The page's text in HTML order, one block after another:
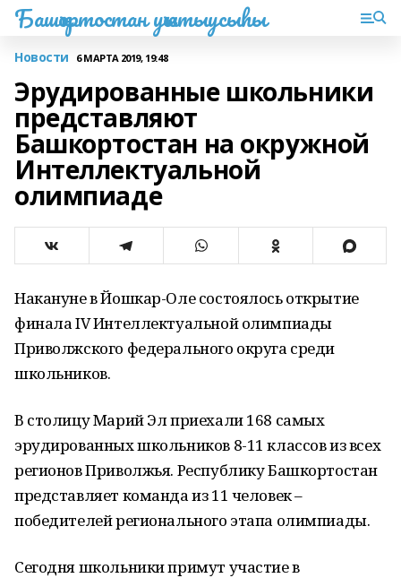
Башҡортостан уҡытыусыһы
Новости 6 МАРТА 2019, 19:48
Эрудированные школьники
представляют
Башкортостан на окружной
Интеллектуальной
олимпиаде
Накануне в Йошкар-Оле состоялось открытие
финала IV Интеллектуальной олимпиады
Приволжского федерального округа среди
школьников.
В столицу Марий Эл приехали 168 самых
эрудированных школьников 8-11 классов из всех
регионов Приволжья. Республику Башкортостан
представляет команда из 11 человек –
победителей регионального этапа олимпиады.
Сегодня школьники примут участие в